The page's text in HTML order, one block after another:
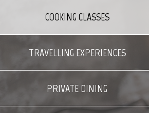
COOKING CLASSES
TRAVELLING EXPERIENCES
PRIVATE DINING